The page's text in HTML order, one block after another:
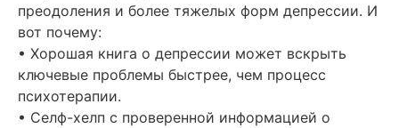
преодоления и более тяжелых форм депрессии. И
вот почему:
• Хорошая книга о депрессии может вскрыть
ключевые проблемы быстрее, чем процесс
психотерапии.
• Селф-хелп с проверенной информацией о